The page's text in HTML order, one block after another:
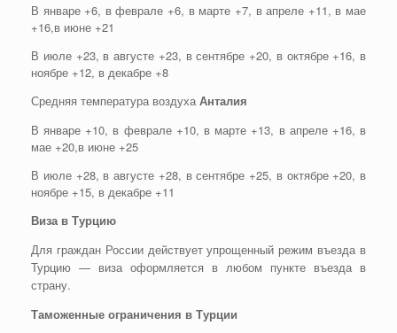
В январе +6, в феврале +6, в марте +7, в апреле +11, в мае
+16,в июне +21
В июле +23, в августе +23, в сентябре +20, в октябре +16, в
ноябре +12, в декабре +8
Средняя температура воздуха Анталия
В январе +10, в феврале +10, в марте +13, в апреле +16, в
мае +20,в июне +25
В июле +28, в августе +28, в сентябре +25, в октябре +20, в
ноябре +15, в декабре +11
Виза в Турцию
Для граждан России действует упрощенный режим въезда в
Турцию — виза оформляется в любом пункте въезда в
страну.
Таможенные ограничения в Турции